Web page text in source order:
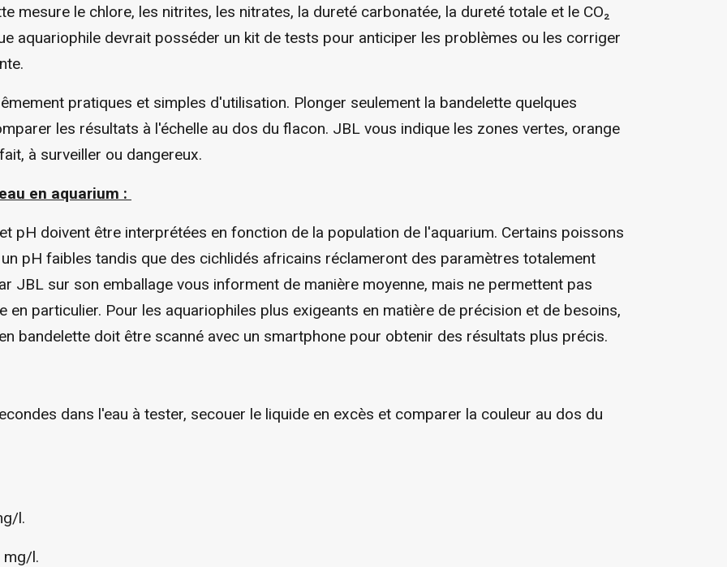
mesure le chlore, les nitrites, les nitrates, la dureté carbonatée, la dureté totale et le CO₂
aquariophile devrait posséder un kit de tests pour anticiper les problèmes ou les corriger
pratiques et simples d'utilisation. Plonger seulement la bandelette quelques
les résultats à l'échelle au dos du flacon. JBL vous indique les zones vertes, orange
à surveiller ou dangereux.
en aquarium :
pH doivent être interprétées en fonction de la population de l'aquarium. Certains poissons
pH faibles tandis que des cichlidés africains réclameront des paramètres totalement
JBL sur son emballage vous informent de manière moyenne, mais ne permettent pas
particulier. Pour les aquariophiles plus exigeants en matière de précision et de besoins,
bandelette doit être scanné avec un smartphone pour obtenir des résultats plus précis.
dans l'eau à tester, secouer le liquide en excès et comparer la couleur au dos du
l.
mg/l.